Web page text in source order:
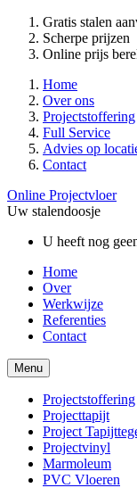
Gratis stalen
Scherpe prijzen
Online prijs
Home
Over ons
Projectstoffering
Full Service
Advies op
Contact
Online Projectvloer
Uw stalendoosje
U heeft nog
Home
Over
Werkwijze
Referenties
Contact
Menu
Projectstoffering
Projecttapijt
Project
Projectvinyl
Marmoleum
PVC Vloeren